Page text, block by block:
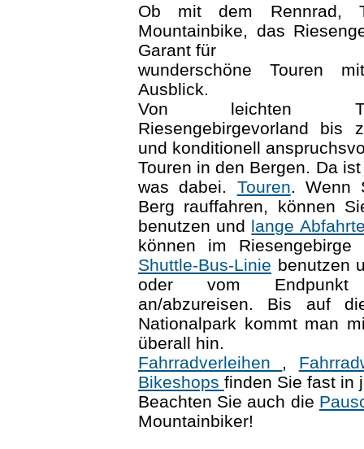
Ob mit dem Rennrad,
Mountainbike, das
Garant für
wunderschöne Touren
Ausblick.
Von leichten
Riesengebirgevorland bis
und konditionell
Touren in den Bergen. Da
was dabei. Touren. Wenn
Berg rauffahren, können
benutzen und lange
können im
Shuttle-Bus-Linie benutzen
oder vom
an/abzureisen. Bis auf
Nationalpark kommt man
überall hin.
Fahrradverleihen ,
Bikeshops finden Sie fast in
Beachten Sie auch die
Mountainbiker!